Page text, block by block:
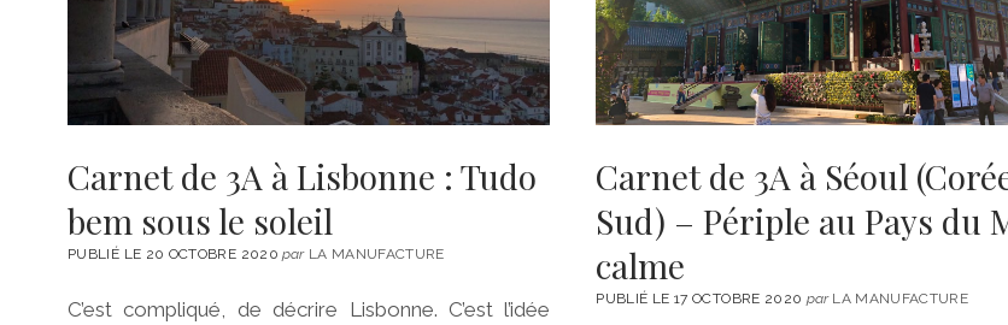
Carnet de 3A à Lisbonne : Tudo
bem sous le soleil
PUBLIÉ LE 20 OCTOBRE 2020parLA MANUFACTURE
C’est compliqué, de décrire Lisbonne. C’est l’idée
Carnet de 3A à Séoul
Sud) – Périple au Pays du
calme
PUBLIÉ LE 17 OCTOBRE 2020 parLA MANUFACTURE